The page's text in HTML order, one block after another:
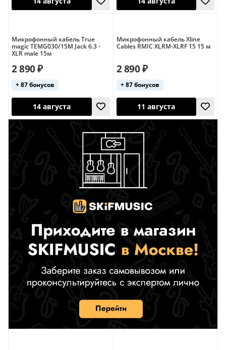
14 августа 14 августа
Микрофонный кабель True
magic TEMG030/15M Jack 6.3 -
XLR male 15м
2 890 ₽
+ 87 бонусов
Микрофонный кабель Xline
Cables RMIC XLRM-XLRF 15 15 м
2 890 ₽
+ 87 бонусов